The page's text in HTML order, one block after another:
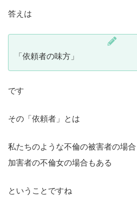
答えは
「依頼者の味方」
です
その「依頼者」とは
私たちのような不倫の被害者の場
加害者の不倫女の場合もある
ということですね